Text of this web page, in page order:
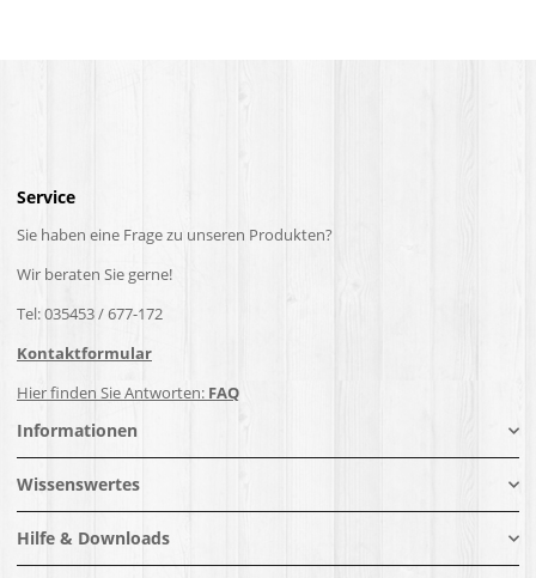
Service
Sie haben eine Frage zu unseren Produkten?
Wir beraten Sie gerne!
Tel: 035453 / 677-172
Kontaktformular
Hier finden Sie Antworten: FAQ
Informationen
Wissenswertes
Hilfe & Downloads